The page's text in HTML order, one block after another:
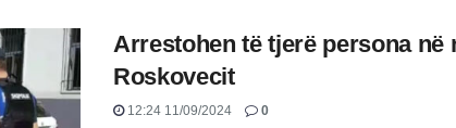
Arrestohen të tjerë persona në
Roskovecit
12:24 11/09/2024 0